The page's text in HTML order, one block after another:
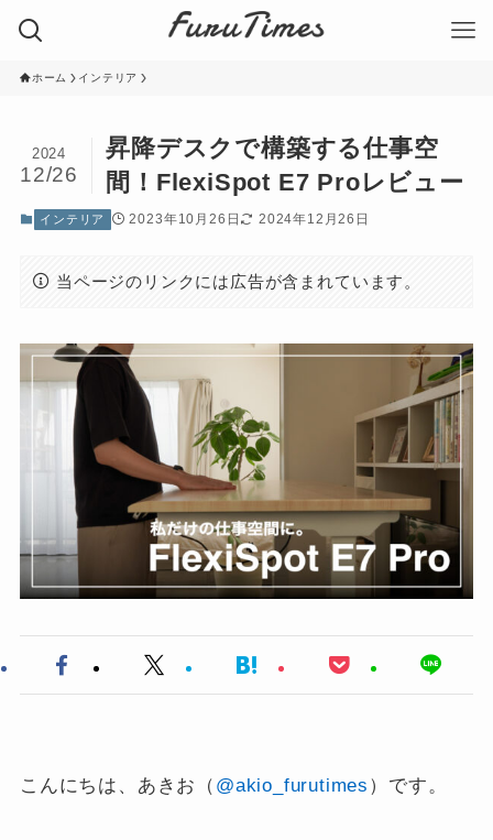
ホーム インテリア
昇降デスクで構築する仕事空
間！FlexiSpot E7 Proレビュー
2024
12/26
インテリア 2023年10月26日 2024年12月26日
当ページのリンクには広告が含まれています。
こんにちは、あきお（ @akio_furutimes ）です。